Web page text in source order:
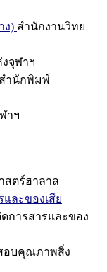
ง) สำนักงานวิทย
จุฬาฯ
สำนักพิมพ์
าฯ
สตร์ฮาลาล
ละของเสีย
การสารและของ
อบคุณภาพสิ่ง